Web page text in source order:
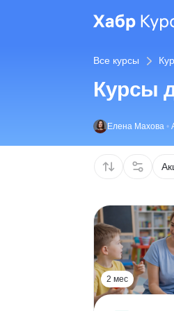
Все курсы
Курсы
Елена Махова •
2 мес